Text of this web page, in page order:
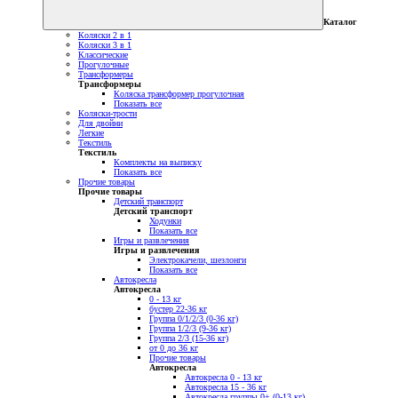
Каталог
Коляски 2 в 1
Коляски 3 в 1
Классические
Прогулочные
Трансформеры
Трансформеры
Коляска трансформер прогулочная
Показать все
Коляски-трости
Для двойни
Легкие
Текстиль
Текстиль
Комплекты на выписку
Показать все
Прочие товары
Прочие товары
Детский транспорт
Детский транспорт
Ходунки
Показать все
Игры и развлечения
Игры и развлечения
Электрокачели, шезлонги
Показать все
Автокресла
Автокресла
0 - 13 кг
бустер 22-36 кг
Группа 0/1/2/3 (0-36 кг)
Группа 1/2/3 (9-36 кг)
Группа 2/3 (15-36 кг)
от 0 до 36 кг
Прочие товары
Автокресла
Автокресла 0 - 13 кг
Автокресла 15 - 36 кг